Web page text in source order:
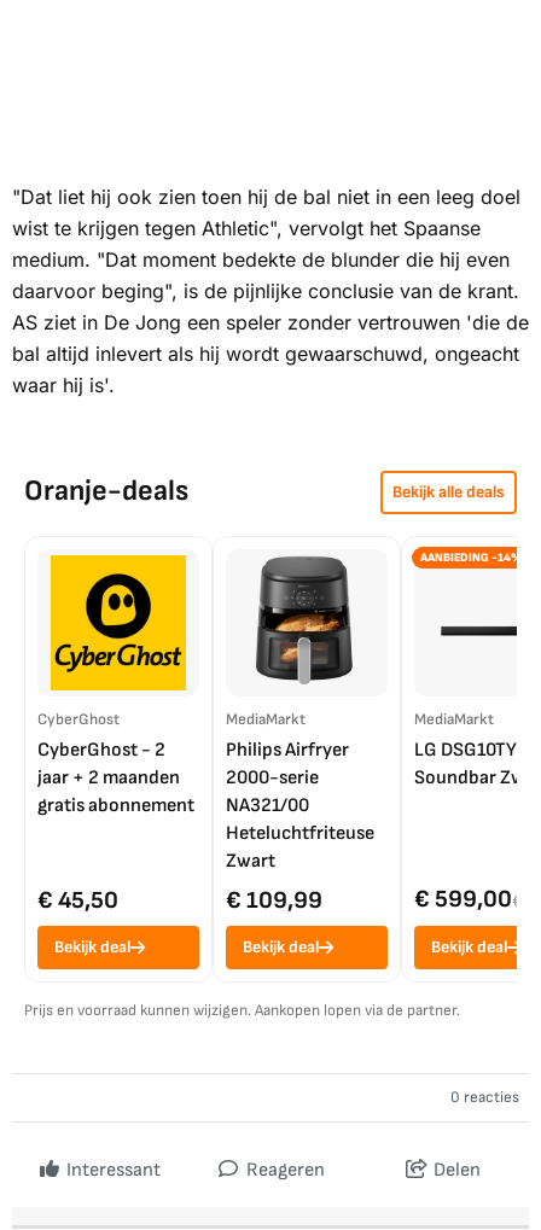
"Dat liet hij ook zien toen hij de bal niet in een leeg doel
wist te krijgen tegen Athletic", vervolgt het Spaanse
medium. "Dat moment bedekte de blunder die hij even
daarvoor beging", is de pijnlijke conclusie van de krant.
AS ziet in De Jong een speler zonder vertrouwen 'die de
bal altijd inlevert als hij wordt gewaarschuwd, ongeacht
waar hij is'.
Oranje-deals Bekijk alle deals
CyberGhost
CyberGhost - 2
jaar + 2 maanden
gratis abonnement
€ 45,50
Bekijk deal
MediaMarkt
Philips Airfryer
2000-serie
NA321/00
Heteluchtfriteuse
Zwart
€ 109,99
Bekijk deal
AANBIEDING -14%
MediaMarkt
LG DSG10TY
Soundbar
€ 599,00€
Bekijk deal
Prijs en voorraad kunnen wijzigen. Aankopen lopen via de partner.
0 reacties
Interessant Reageren Delen